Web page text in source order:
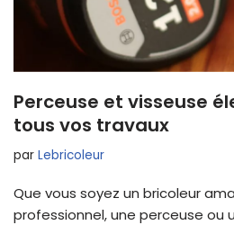
Perceuse et visseuse
tous vos travaux
par Lebricoleur
Que vous soyez un bricoleur
professionnel, une perceuse ou